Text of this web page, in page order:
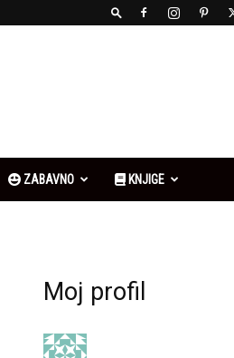
ZABAVNO KNJIGE
Moj profil